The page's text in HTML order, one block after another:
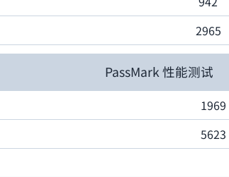
2965
PassMark 性能测试
1969
5623